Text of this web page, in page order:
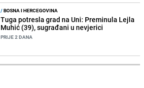
/BOSNA I HERCEGOVINA
Tuga potresla grad na Uni: Preminula Lejla
Muhić (39), sugrađani u nevjerici
PRIJE 2 DANA